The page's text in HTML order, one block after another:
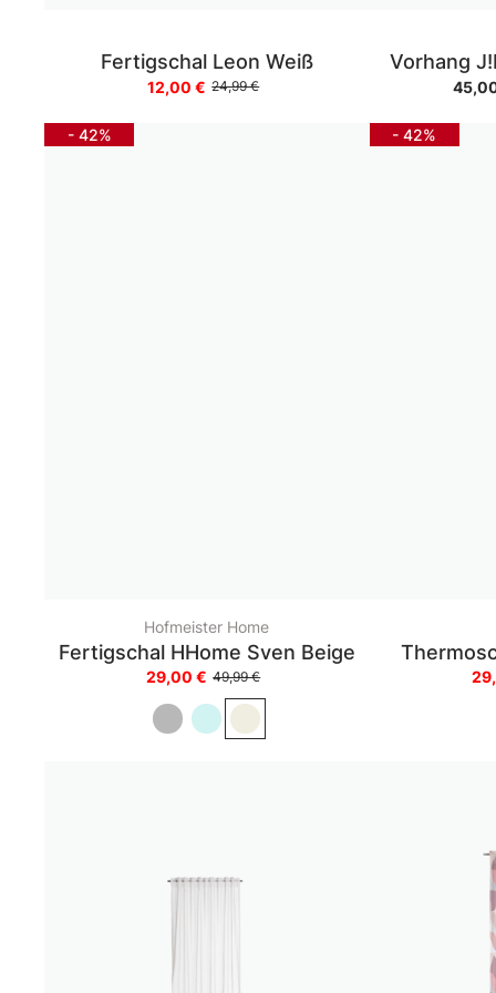
Fertigschal Leon Weiß
12,00 € 24,99 €
Vorhang
- 42%
Hofmeister Home
Fertigschal HHome Sven Beige
29,00 € 49,99 €
- 42%